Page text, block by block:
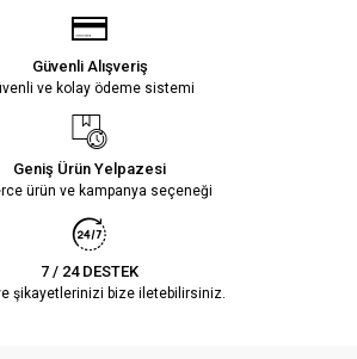
Güvenli Alışveriş
ve kolay ödeme sistemi
Geniş Ürün Yelpazesi
ürün ve kampanya seçeneği
7 / 24 DESTEK
şikayetlerinizi bize iletebilirsiniz.